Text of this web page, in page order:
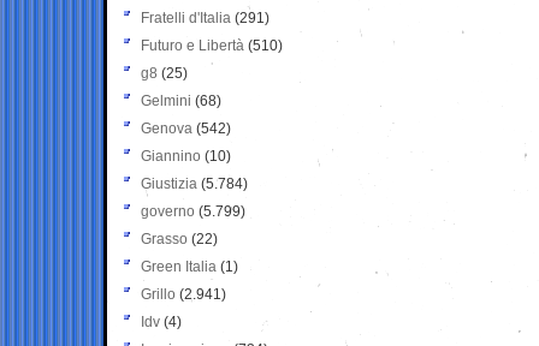
Fratelli d'Italia (291)
Futuro e Libertà (510)
g8 (25)
Gelmini (68)
Genova (542)
Giannino (10)
Giustizia (5.784)
governo (5.799)
Grasso (22)
Green Italia (1)
Grillo (2.941)
Idv (4)